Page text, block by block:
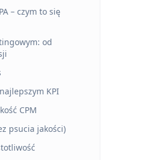
– czym to się
od
KPI
CPM
psucia jakości)